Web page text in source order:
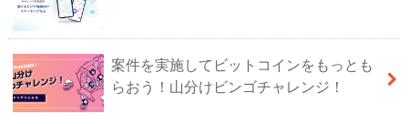
案件を実施してビットコインをもっとも
らおう！山分けビンゴチャレンジ！